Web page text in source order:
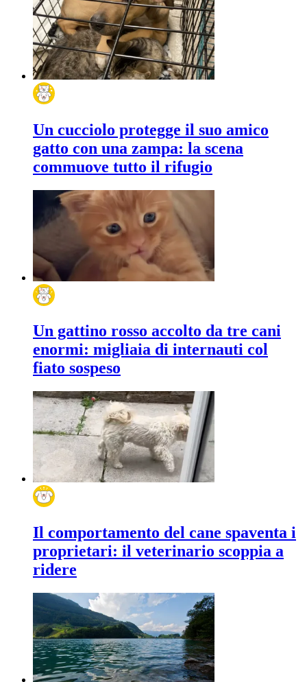
Un cucciolo protegge il suo amico
gatto con una zampa: la scena
commuove tutto il rifugio
Un gattino rosso accolto da tre cani
enormi: migliaia di internauti col
fiato sospeso
Il comportamento del cane spaventa i
proprietari: il veterinario scoppia a
ridere